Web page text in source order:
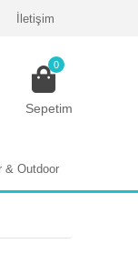
İletişim
0
Sepetim
& Outdoor